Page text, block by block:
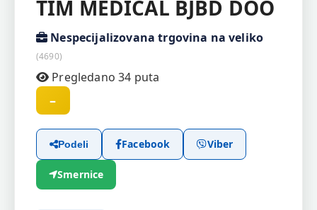
TIM MEDICAL BJBD DOO
Nespecijalizovana trgovina na veliko
(4690)
Pregledano 34 puta
–
Podeli Facebook Viber
Smernice